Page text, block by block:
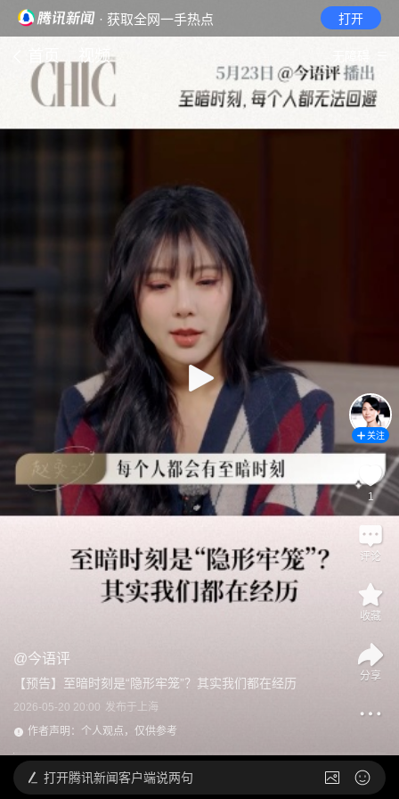
· 获取全网一手热点 打开
视频
@今语评
【预告】至暗时刻是“隐形牢笼”？其实我们都在经历
2026-05-20 20:00 发布于上海
作者声明：个人观点，仅供参考
关注
1
评论
收藏
分享
打开腾讯新闻客户端说两句